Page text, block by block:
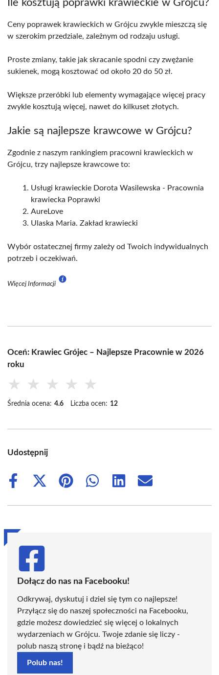
Ile kosztują poprawki krawieckie w Grójcu?
Ceny poprawek krawieckich w Grójcu zwykle mieszczą się
w szerokim przedziale, zależnym od rodzaju usługi.
Proste zmiany, takie jak skracanie spodni czy zwężanie
sukienek, mogą kosztować od około 20 do 50 zł.
Większe przeróbki lub elementy wymagające więcej pracy
zwykle kosztują więcej, nawet do kilkuset złotych.
Jakie są najlepsze krawcowe w Grójcu?
Zgodnie z naszym rankingiem pracowni krawieckich w
Grójcu, trzy najlepsze krawcowe to:
Usługi krawieckie Dorota Wasilewska - Pracownia
krawiecka Poprawki
AureLove
Ulaska Maria. Zakład krawiecki
Wybór ostatecznej firmy zależy od Twoich indywidualnych
potrzeb i oczekiwań.
Więcej Informacji
Oceń: Krawiec Grójec – Najlepsze Pracownie w 2026
roku
★ ★ ★ ★ ★
Średnia ocena: 4.6 Liczba ocen: 12
Udostępnij
Share
Share
(Twitter)
Share
Share
Share
Share
Dołącz do nas na Facebooku!
Odkrywaj, dyskutuj i dziel się tym co najlepsze!
Przyłącz się do naszej społeczności na Facebooku,
gdzie możesz dowiedzieć się więcej o lokalnych
wydarzeniach w Grójcu. Twoje zdanie się liczy -
polub naszą stronę i bądź na bieżąco!
Polub nas!